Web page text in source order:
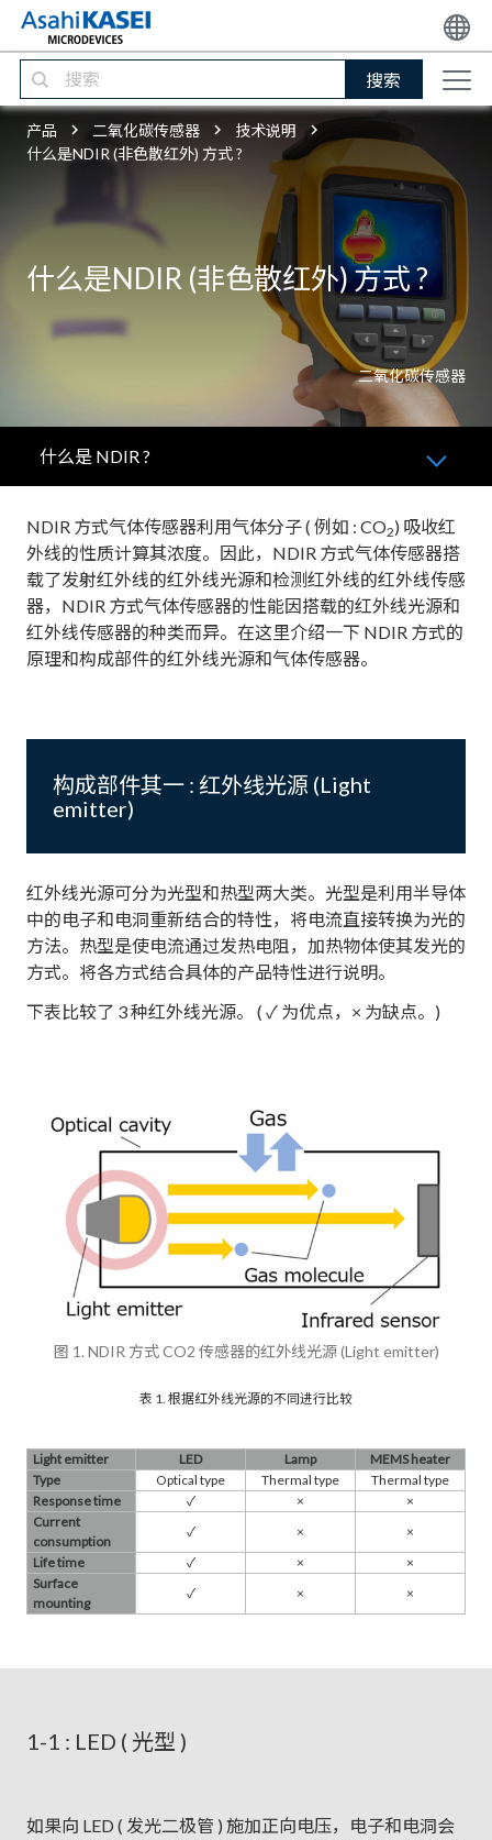
搜索
产品 二氧化碳传感器
技术说明
什么是NDIR (非色散红外) 方式 ?
什么是NDIR (非色散红外) 方式 ?
二氧化碳传感器
什么是 NDIR ?
NDIR 方式气体传感器利用气体分子 ( 例如 : CO2) 吸收红
外线的性质计算其浓度。因此，NDIR 方式气体传感器搭
载了发射红外线的红外线光源和检测红外线的红外线传感
器，NDIR 方式气体传感器的性能因搭载的红外线光源和
红外线传感器的种类而异。在这里介绍一下 NDIR 方式的
原理和构成部件的红外线光源和气体传感器。
构成部件其一 : 红外线光源 (Light
emitter)
红外线光源可分为光型和热型两大类。光型是利用半导体
中的电子和电洞重新结合的特性，将电流直接转换为光的
方法。热型是使电流通过发热电阻，加热物体使其发光的
方式。将各方式结合具体的产品特性进行说明。
下表比较了 3 种红外线光源。 ( ✓ 为优点，× 为缺点。)
图 1. NDIR 方式 CO2 传感器的红外线光源 (Light emitter)
表 1. 根据红外线光源的不同进行比较
Light emitter LED Lamp
MEMS heater
Type
Optical type Thermal type
Thermal type
Response time
✓​ ×
×
Current
consumption
✓​ ×
×
Life time
✓​ ×
×
Surface
mounting
✓​ × ×
1-1 : LED ( 光型 )
如果向 LED ( 发光二极管 ) 施加正向电压，电子和电洞会